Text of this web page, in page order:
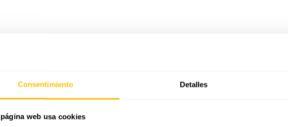
Consentimiento Detalles
web usa cookies